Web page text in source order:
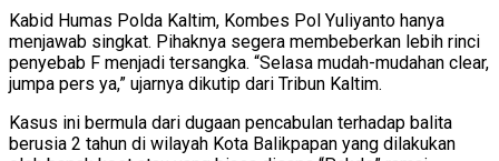
Kabid Humas Polda Kaltim, Kombes Pol Yuliyanto hanya
menjawab singkat. Pihaknya segera membeberkan lebih rinci
penyebab F menjadi tersangka. “Selasa mudah-mudahan clear,
jumpa pers ya,” ujarnya dikutip dari Tribun Kaltim.
Kasus ini bermula dari dugaan pencabulan terhadap balita
berusia 2 tahun di wilayah Kota Balikpapan yang dilakukan